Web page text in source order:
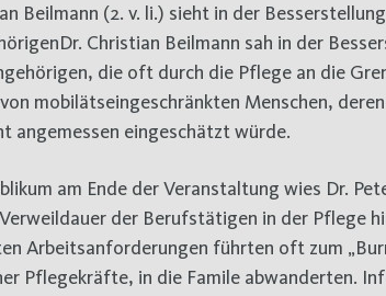
Beilmann (2. v. li.) sieht in der
Christian Beilmann sah in der
die oft durch die Pflege an die
mobilätseingeschränkten Menschen,
angemessen eingeschätzt würde.
am Ende der Veranstaltung wies Dr.
der Berufstätigen in der Pflege
Arbeitsanforderungen führten oft zum
Pflegekräfte, in die Famile abwanderten.